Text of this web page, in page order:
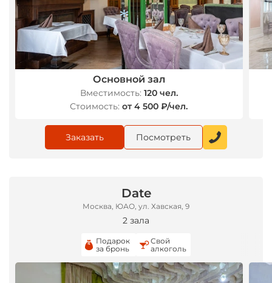
Основной зал
Вместимость: 120 чел.
Стоимость: от 4 500 ₽/чел.
Заказать Посмотреть
Date
Москва, ЮАО, ул. Хавская, 9
2 зала
Подарок
за бронь
Свой
алкоголь
*
*